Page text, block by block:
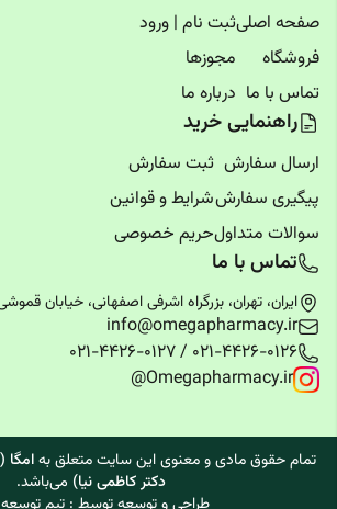
صفحه اصلی
فروشگاه
تماس با ما
ثبت نام | ورود
مجوزها
درباره ما
راهنمایی خرید
ارسال سفارش
پیگیری سفارش
سوالات متداول
ثبت سفارش
شرایط و قوانین
حریم خصوصی
تماس با ما
ایران، تهران، بزرگراه اشرفی اصفهانی، خیابان
info@omegapharmacy.ir
021-4426-0126 / 021-4426-0127
@Omegapharmacy.ir
تمام حقوق مادی و معنوی این سایت متعلق بهامگا
دکتر کاظمی نیا) می‌باشد.